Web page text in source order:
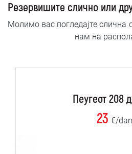
Резервишите слично или
Молимо вас погледајте слична
нам на
Пеугеот 208
23 €/dan